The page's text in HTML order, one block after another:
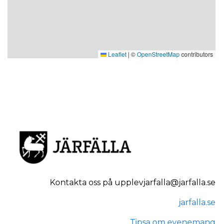
Leaflet | ©OpenStreetMapcontributors
Kontakta oss på upplevjarfalla@jarfalla.se
jarfalla.se